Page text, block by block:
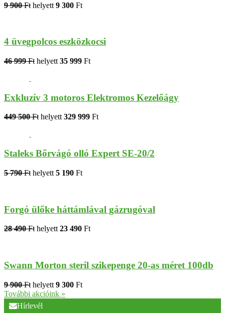
9 900 Ft helyett 9 300 Ft
4 üvegpolcos eszközkocsi
46 999 Ft helyett 35 999 Ft
Exkluzív 3 motoros Elektromos Kezelőágy
449 500 Fthelyett329 999 Ft
Staleks Bőrvágó olló Expert SE-20/2
5 790 Ft helyett 5 190 Ft
Forgó ülőke háttámlával gázrugóval
28 490 Ft helyett 23 490 Ft
Swann Morton steril szikepenge 20-as méret 100db
9 900 Ft helyett 9 300 Ft
További akcióink »
Hírlevél